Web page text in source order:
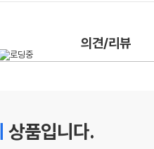
의견/리뷰
상품입니다.